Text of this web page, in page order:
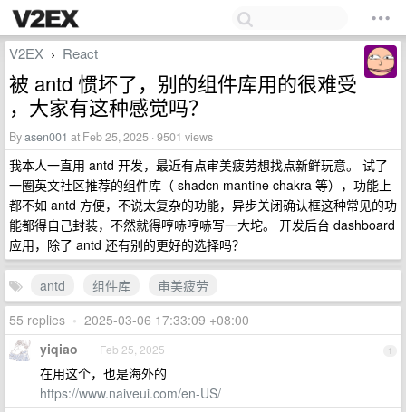
V2EX › React
被 antd 惯坏了，别的组件库用的很难受
，大家有这种感觉吗？
Byasen001 at Feb 25, 2025 · 9501 views
我本人一直用 antd 开发，最近有点审美疲劳想找点新鲜玩意。 试了
一圈英文社区推荐的组件库（ shadcn mantine chakra 等），功能上
都不如 antd 方便，不说太复杂的功能，异步关闭确认框这种常见的功
能都得自己封装，不然就得哼哧哼哧写一大坨。 开发后台 dashboard
应用，除了 antd 还有别的更好的选择吗？
antd 组件库
审美疲劳
55 replies • 2025-03-06 17:33:09 +08:00
1
yiqiao Feb 25, 2025
在用这个，也是海外的
https://www.naiveui.com/en-US/